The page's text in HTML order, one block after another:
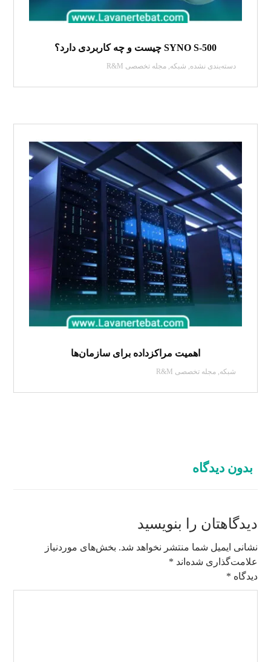
SYNO S-500 چیست و چه کاربردی دارد؟
دسته‌بندی نشده, شبکه,مجله تخصصی R&M
اهمیت مراکزداده برای سازمان‌ها
شبکه,مجله تخصصی R&M
بدون دیدگاه
دیدگاهتان را بنویسید
نشانی ایمیل شما منتشر نخواهد شد. بخش‌های موردنیاز
علامت‌گذاری شده‌اند *
دیدگاه *